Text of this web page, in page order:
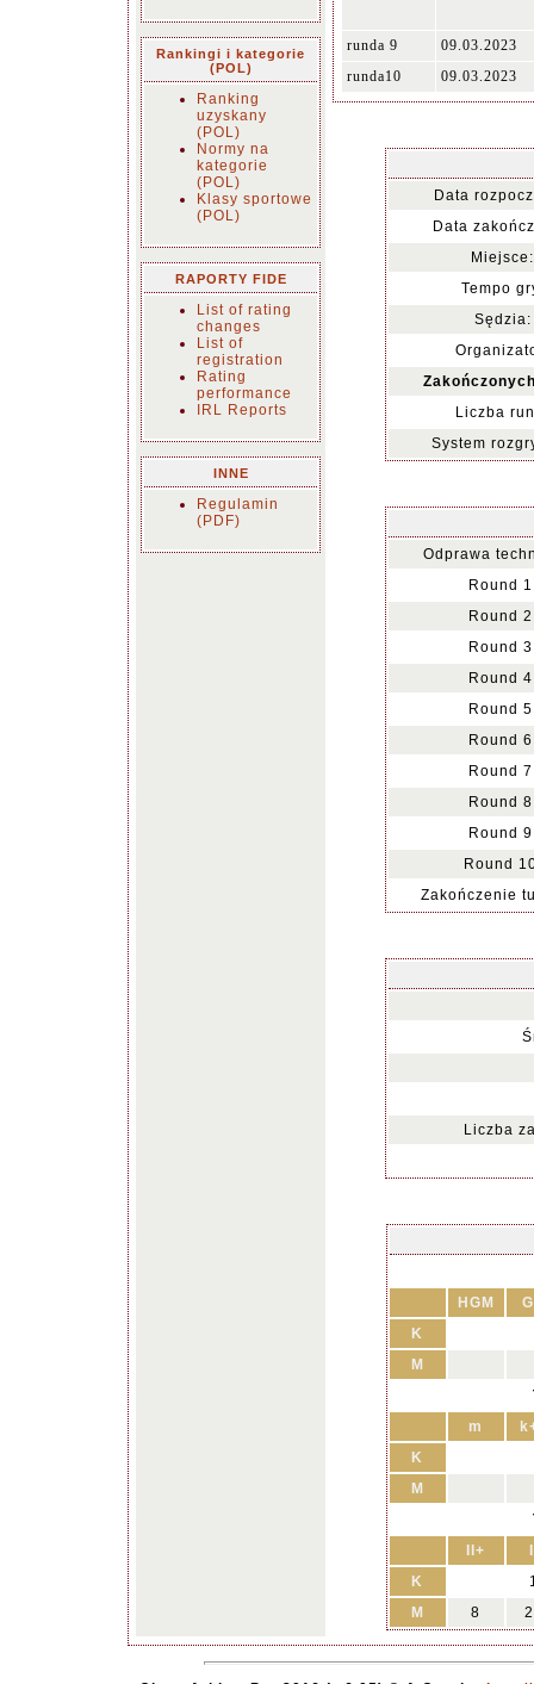
Rankingi i kategorie
(POL)
Ranking
uzyskany
(POL)
Normy na
kategorie
(POL)
Klasy sportowe
(POL)
RAPORTY FIDE
List of rating
changes
List of
registration
Rating
performance
IRL Reports
INNE
Regulamin
(PDF)
runda 9
09.03.2023
runda10
09.03.2023
Data
Data
Miejsce:
Tempo
Sędzia:
Liczba
System
Odprawa
Round
Round
Round
Round
Round
Round
Round
Round
Round
Round
Zakończenie
Liczba
HGM
K
M
m
K
M
II+
K
M
8